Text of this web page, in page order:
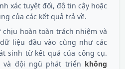
xác tuyệt đối, độ tin cậy hoặc
của các kết quả trả về.
hoàn toàn trách nhiệm và
liệu đầu vào cũng như các
sinh từ kết quả của công cụ.
và đội ngũ phát triển không